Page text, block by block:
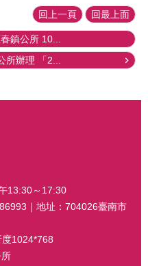
回上一頁 回最上面
鎮公所 10...
所辦理 「2...
13:30～17:30
｜地址：704026臺南市
1024*768